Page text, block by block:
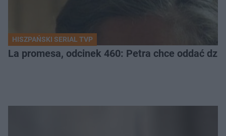
HISZPAŃSKI SERIAL TVP
La promesa, odcinek 460: Petra chce oddać